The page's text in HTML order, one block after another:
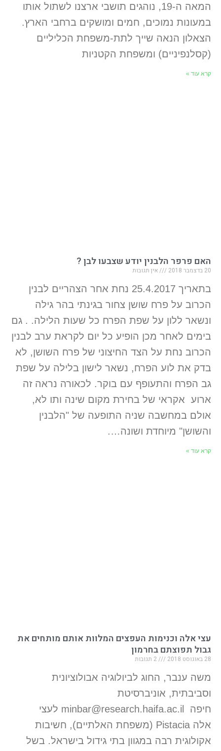
המאה ה-19, נוהגים תושבי ארצנו לשתול אותו
במעונות נמוכים, חמים ומושקים ברחבי הארץ.
הצאלון הנאה שייך לתת-משפחת הכליליים
(קסלנפיניים) ומשפחת הקטניות
קרא עוד »
האם פרפר הלבנין יודע שצבעו לבן ?
20 בדצמבר 2018 אין תגובות
בתאריך 25.4.2017 נחת אחר הצהריים לבנין
הכרוב על פרח שושן צחור בגינתי בהר גילה
ונשאר ללון על שפת הפרח כל שעות הלילה. . גם
בימים לאחר מכן הופיע כל יום לקראת ערב לבנין
הכרוב נחת על הצד החיצוני של פרח השושן, לא
בדק את לוע הפרח, נשאר לישון בלילה על שפת
גב הפרח והתעופף עם בוקר. לכאורה נראה זה
ארוע אקראי של בחירת מקום שינה ותו לא,
אולם במחשבה שניה התופעה של "הלבנין
והשושן" מיוחדת ושונה….
קרא עוד »
עצי אלה וכנימות העפצים המלוות אותם מותחים את
גבול תפוצתם בחרמון
28 באוגוסט 2018
משה ענבר, החוג לביולוגיה אבולוציונית
וסביבתית, אוניברסיטת
חיפה minbar@research.haifa.ac.il לעצי
אלה Pistacia (משפחת האלתיים), חשיבות
אקולוגית רבה במגוון בתי גידול בישראל. בשל